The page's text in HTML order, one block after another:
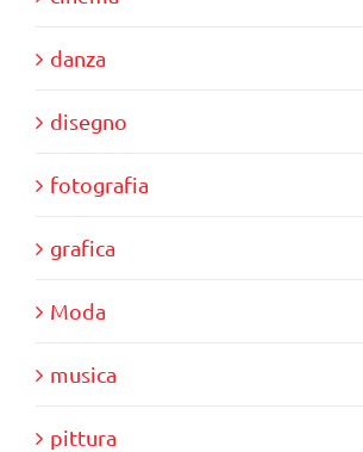
danza
disegno
fotografia
grafica
Moda
musica
pittura